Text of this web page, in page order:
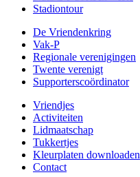
Stadiontour
De Vriendenkring
Vak-P
Regionale verenigingen
Twente verenigt
Supporterscoördinator
Vriendjes
Activiteiten
Lidmaatschap
Tukkertjes
Kleurplaten downloaden
Contact